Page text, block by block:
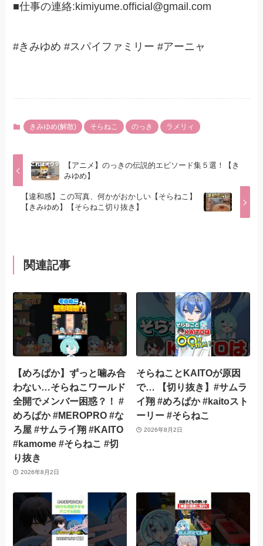
■仕事の連絡:kimiyume.official@gmail.com
#きみゆめ #スパイファミリー #アーニャ
きみゆめ(解散) そらねこ のっき ラメリィ
【アニメ】のっきの伝説的エピソード集５選！【き
みゆめ】
【違和感】この写真、何かがおかしい【そらねこ】
【きみゆめ】【そらねこ切り抜き】
関連記事
【めろぱか】ずっと噛み合
わない…そらねこワールド
全開でメンバー困惑？！ #
めろぱか #MEROPRO #な
ろ屋 #サムライ翔 #KAITO
#kamome #そらねこ #切
り抜き
2026年8月2日
そらねことKAITOが原因
で… 【切り抜き】#サムラ
イ翔 #めろぱか #kaitoスト
ーリー #そらねこ
2026年8月2日